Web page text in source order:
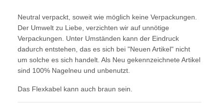
Neutral verpackt, soweit wie möglich keine Verpackungen.
Der Umwelt zu Liebe, verzichten wir auf unnötige
Verpackungen. Unter Umständen kann der Eindruck
dadurch entstehen, das es sich bei "Neuen Artikel" nicht
um solche es sich handelt. Als Neu gekennzeichnete Artikel
sind 100% Nagelneu und unbenutzt.
Das Flexkabel kann auch braun sein.